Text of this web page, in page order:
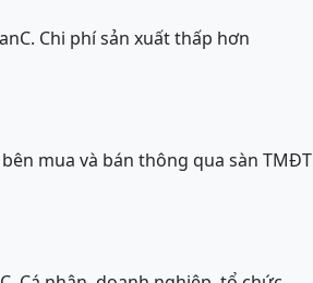
C. Chi phí sản xuất thấp hơn
mua và bán thông qua sàn TMĐT